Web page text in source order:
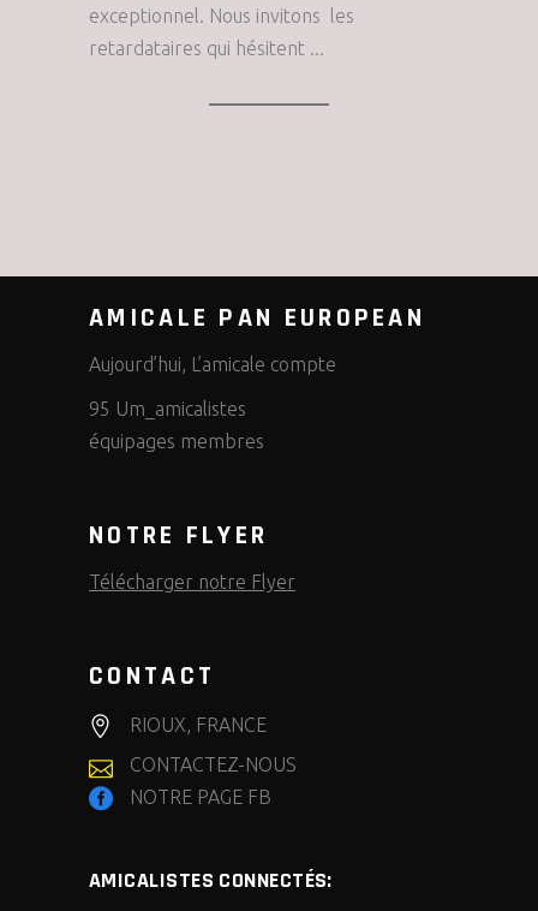
exceptionnel. Nous invitons les
retardataires qui hésitent
AMICALE PAN EUROPEAN
Aujourd’hui, L’amicale compte
95 Um_amicalistes
équipages membres
NOTRE FLYER
Télécharger notre Flyer
CONTACT
RIOUX, FRANCE
CONTACTEZ-NOUS
NOTRE PAGE FB
AMICALISTES CONNECTÉS: